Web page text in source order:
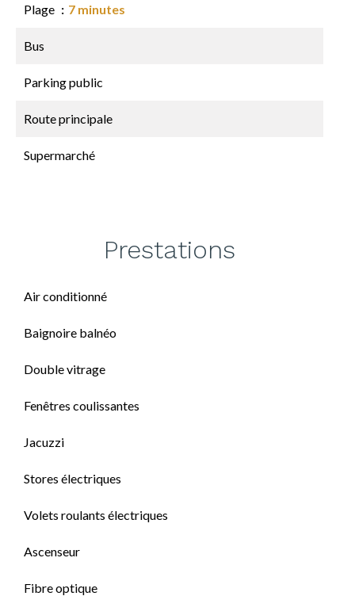
Plage 7 minutes
Bus
Parking public
Route principale
Supermarché
Prestations
Air conditionné
Baignoire balnéo
Double vitrage
Fenêtres coulissantes
Jacuzzi
Stores électriques
Volets roulants électriques
Ascenseur
Fibre optique